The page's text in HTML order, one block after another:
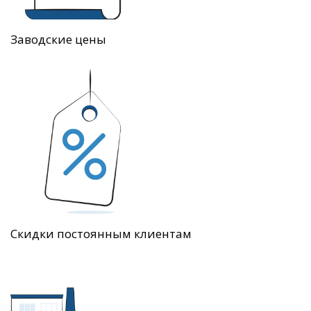
Заводские цены
Скидки постоянным клиентам